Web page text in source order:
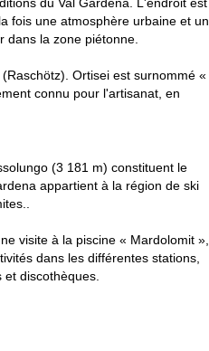
fois une atmosphère urbaine et un
la zone piétonne.
Ortisei est surnommé «
connu pour l'artisanat, en
(3 181 m) constituent le
appartient à la région de ski
visite à la piscine « Mardolomit »,
dans les différentes stations,
discothèques.